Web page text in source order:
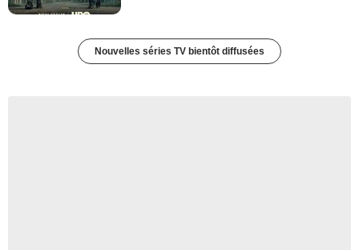
Nouvelles séries TV bientôt diffusées